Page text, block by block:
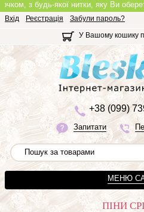
з будь-якої нитки, яку Ви
Вхід Реєстрація
Забули пароль?
У Вашому кошику
+38 (099) 73
Запитати
МЕНЮ
ПІНИ